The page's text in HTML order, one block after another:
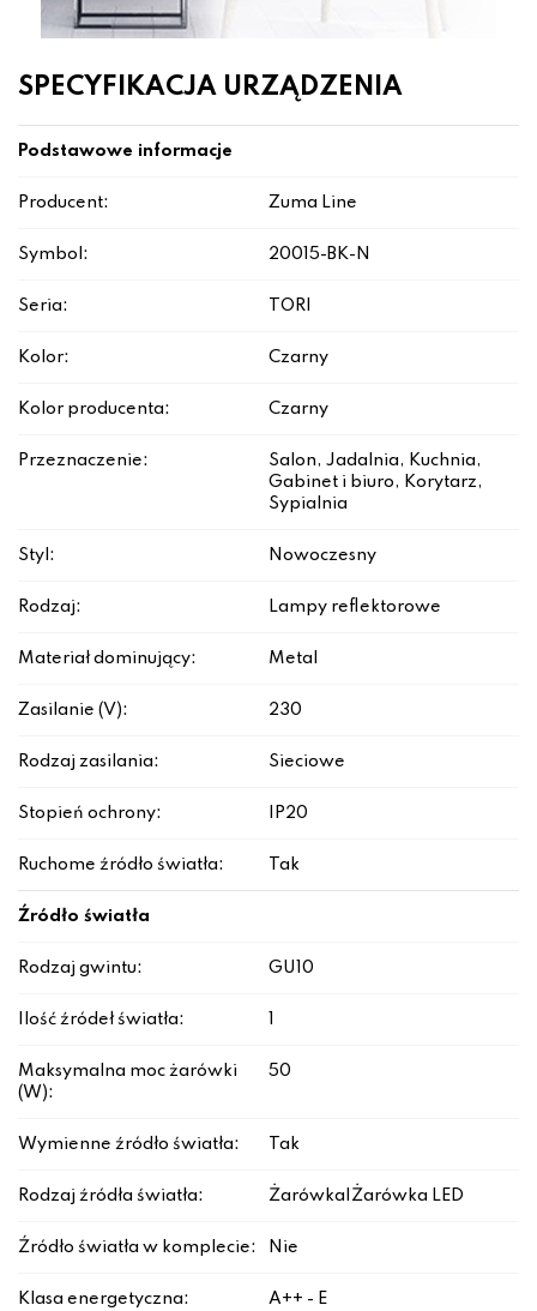
SPECYFIKACJA URZĄDZENIA
Podstawowe informacje
Producent: Zuma Line
Symbol: 20015-BK-N
Seria: TORI
Kolor: Czarny
Kolor producenta: Czarny
Przeznaczenie:
Salon, Jadalnia, Kuchnia,
Gabinet i biuro, Korytarz,
Sypialnia
Styl: Nowoczesny
Rodzaj: Lampy reflektorowe
Materiał dominujący: Metal
Zasilanie (V): 230
Rodzaj zasilania: Sieciowe
Stopień ochrony: IP20
Ruchome źródło światła: Tak
Źródło światła
Rodzaj gwintu: GU10
Ilość źródeł światła:
Maksymalna moc żarówki
(W):
50
Wymienne źródło światła: Tak
Rodzaj źródła światła: Żarówka|Żarówka LED
Źródło światła w komplecie: Nie
Klasa energetyczna: A++ - E